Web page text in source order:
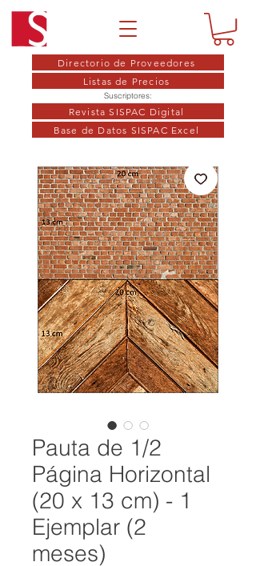
Suscriptores:
Revista SISPAC Digital
Base de Datos SISPAC Excel
Directorio de Proveedores
Listas de Precios
Pauta de 1/2
Página Horizontal
(20 x 13 cm) - 1
Ejemplar (2
meses)